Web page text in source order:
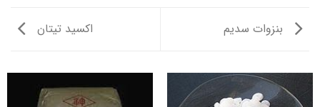
بنزوات سدیم اکسید تیتان